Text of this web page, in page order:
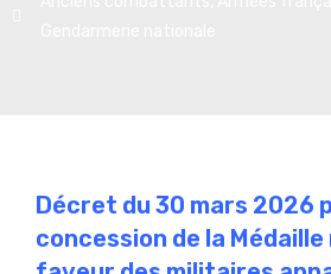
Décret du 30 mars 2026
concession de la